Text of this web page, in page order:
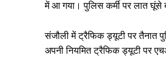
में आ गया। पुलिस कर्मी पर लात
संजौली में ट्रैफिक ड्यूटी पर तैनात
अपनी नियमित ट्रैफिक ड्यूटी पर